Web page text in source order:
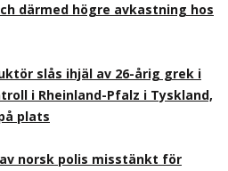
därmed högre avkastning hos
slås ihjäl av 26-årig grek i
i Rheinland-Pfalz i Tyskland,
plats
norsk polis misstänkt för